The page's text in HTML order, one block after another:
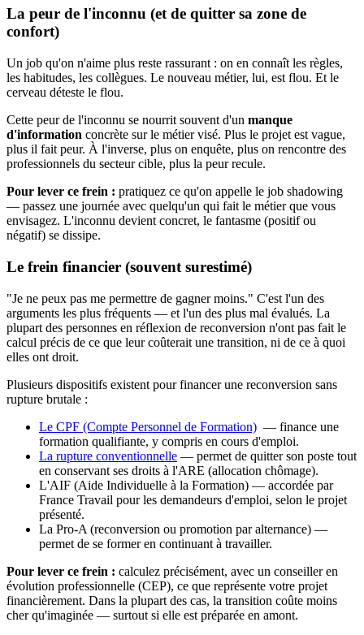
La peur de l'inconnu (et de quitter sa zone de
confort)
Un job qu'on n'aime plus reste rassurant : on en connaît les règles,
les habitudes, les collègues. Le nouveau métier, lui, est flou. Et le
cerveau déteste le flou.
Cette peur de l'inconnu se nourrit souvent d'un manque
d'information concrète sur le métier visé. Plus le projet est vague,
plus il fait peur. À l'inverse, plus on enquête, plus on rencontre des
professionnels du secteur cible, plus la peur recule.
Pour lever ce frein : pratiquez ce qu'on appelle le job shadowing
— passez une journée avec quelqu'un qui fait le métier que vous
envisagez. L'inconnu devient concret, le fantasme (positif ou
négatif) se dissipe.
Le frein financier (souvent surestimé)
"Je ne peux pas me permettre de gagner moins." C'est l'un des
arguments les plus fréquents — et l'un des plus mal évalués. La
plupart des personnes en réflexion de reconversion n'ont pas fait le
calcul précis de ce que leur coûterait une transition, ni de ce à quoi
elles ont droit.
Plusieurs dispositifs existent pour financer une reconversion sans
rupture brutale :
Le CPF (Compte Personnel de Formation) — finance une
formation qualifiante, y compris en cours d'emploi.
La rupture conventionnelle — permet de quitter son poste tout
en conservant ses droits à l'ARE (allocation chômage).
L'AIF (Aide Individuelle à la Formation) — accordée par
France Travail pour les demandeurs d'emploi, selon le projet
présenté.
La Pro-A (reconversion ou promotion par alternance) —
permet de se former en continuant à travailler.
Pour lever ce frein : calculez précisément, avec un conseiller en
évolution professionnelle (CEP), ce que représente votre projet
financièrement. Dans la plupart des cas, la transition coûte moins
cher qu'imaginée — surtout si elle est préparée en amont.